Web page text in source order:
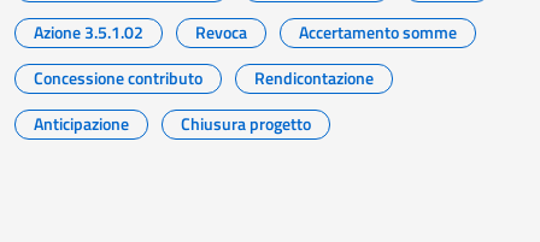
Azione 3.5.1.02
Revoca
Accertamento somme
Concessione contributo
Rendicontazione
Anticipazione
Chiusura progetto